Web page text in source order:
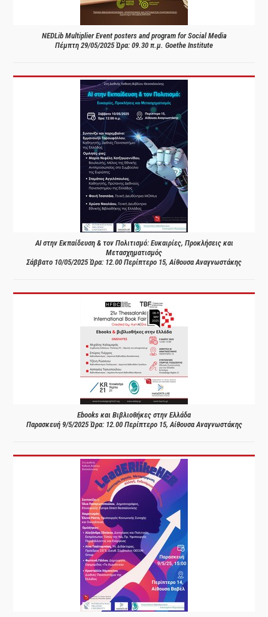
NEDLib Multiplier Event posters and program for Social Media
Πέμπτη 29/05/2025 Ώρα: 09.30 π.μ. Goethe Institute
AI στην Εκπαίδευση & τον Πολιτισμό: Ευκαιρίες, Προκλήσεις και
Μετασχηματισμός
Σάββατο 10/05/2025 Ώρα: 12.00 Περίπτερο 15, Αίθουσα Αναγνωστάκης
Ebooks και Βιβλιοθήκες στην Ελλάδα
Παρασκευή 9/5/2025 Ώρα: 12.00 Περίπτερο 15, Αίθουσα Αναγνωστάκης